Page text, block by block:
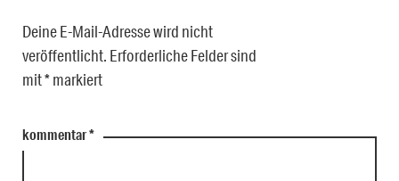
Deine E-Mail-Adresse wird nicht
veröffentlicht. Erforderliche Felder sind
mit*markiert
kommentar*